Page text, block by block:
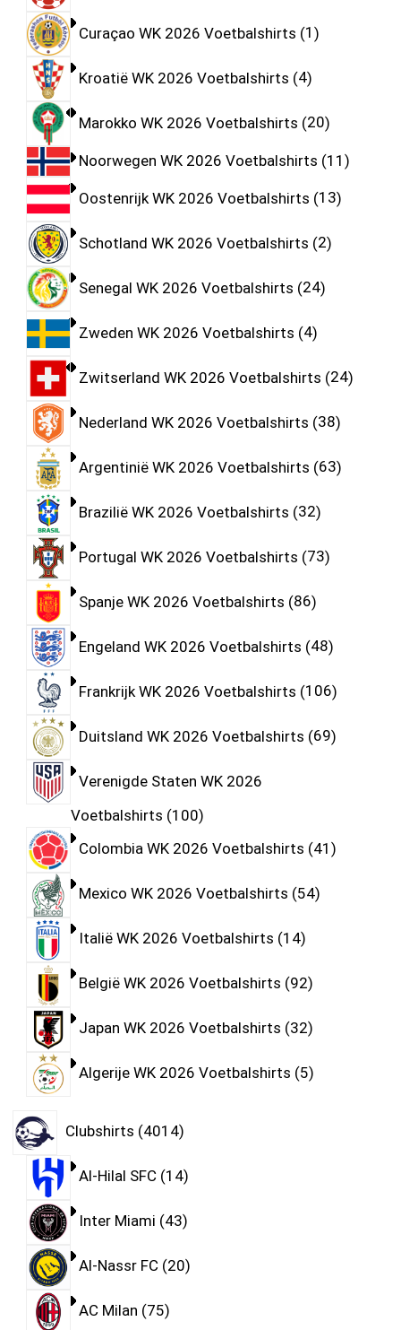
Curaçao WK 2026 Voetbalshirts 1
Kroatië WK 2026 Voetbalshirts 4
Marokko WK 2026 Voetbalshirts 20
Noorwegen WK 2026 Voetbalshirts 11
Oostenrijk WK 2026 Voetbalshirts 13
Schotland WK 2026 Voetbalshirts 2
Senegal WK 2026 Voetbalshirts 24
Zweden WK 2026 Voetbalshirts 4
Zwitserland WK 2026 Voetbalshirts 24
Nederland WK 2026 Voetbalshirts 38
Argentinië WK 2026 Voetbalshirts 63
Brazilië WK 2026 Voetbalshirts 32
Portugal WK 2026 Voetbalshirts 73
Spanje WK 2026 Voetbalshirts 86
Engeland WK 2026 Voetbalshirts 48
Frankrijk WK 2026 Voetbalshirts 106
Duitsland WK 2026 Voetbalshirts 69
Verenigde Staten WK 2026
Voetbalshirts 100
Colombia WK 2026 Voetbalshirts 41
Mexico WK 2026 Voetbalshirts 54
Italië WK 2026 Voetbalshirts 14
België WK 2026 Voetbalshirts 92
Japan WK 2026 Voetbalshirts 32
Algerije WK 2026 Voetbalshirts 5
Clubshirts 4014
Al-Hilal SFC 14
Inter Miami 43
Al-Nassr FC 20
AC Milan 75